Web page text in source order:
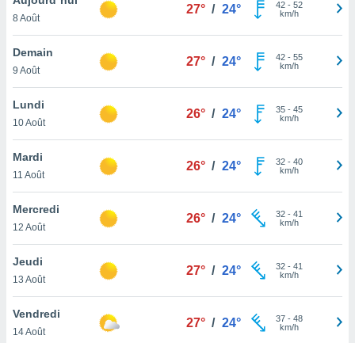
et
»,
au
vous
qu'ils
ou
le
ainsi
un
la
du
8 Août
27° / 24° 42- 52
km/h
Demain
9 Août
27° / 24° 42- 55
km/h
Lundi
10 Août
26° / 24° 35- 45
km/h
Mardi
11 Août
26° / 24° 32- 40
km/h
Mercredi
12 Août
26° / 24° 32- 41
km/h
Jeudi
13 Août
27° / 24° 32- 41
km/h
Vendredi
14 Août
27° / 24° 37- 48
km/h